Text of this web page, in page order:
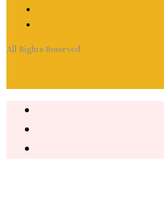
All Rights Reserved